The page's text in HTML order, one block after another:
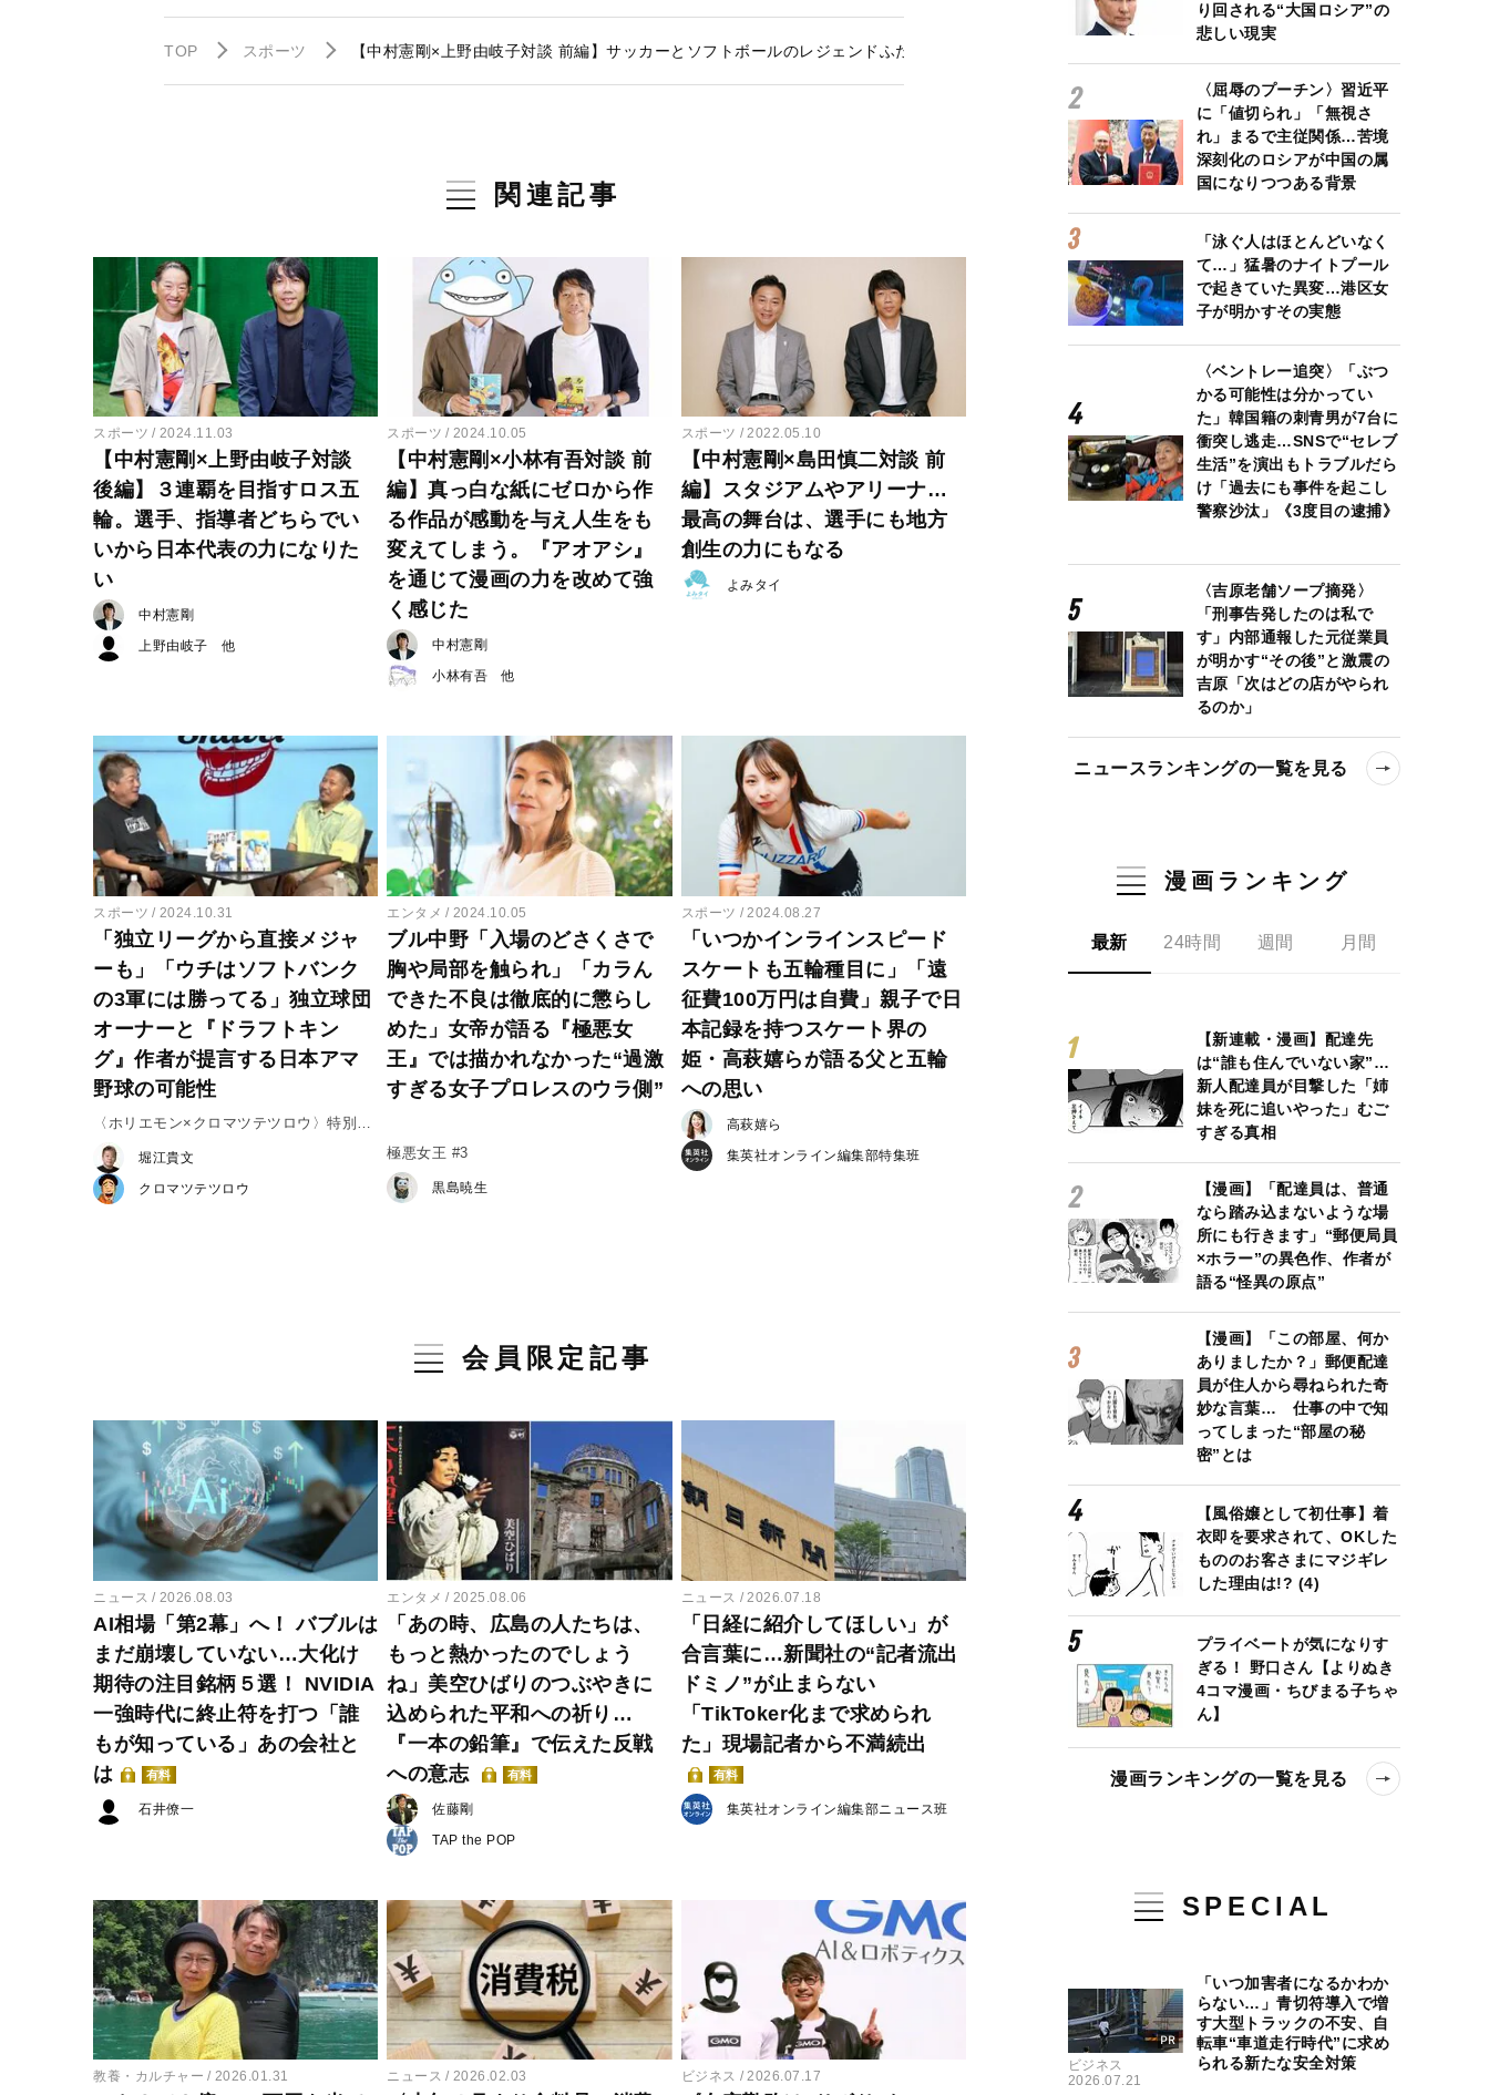
TOP スポーツ 【中村憲剛×上野由岐子対談 前編】サッカーとソフトボールのレジェンドふたりが共感し合う、長くトップでやり続けるために必要なこと
関連記事
スポーツ 2024.11.03
【中村憲剛×上野由岐子対談
後編】３連覇を目指すロス五
輪。選手、指導者どちらでい
いから日本代表の力になりた
い
中村憲剛
上野由岐子
スポーツ 2024.10.05
【中村憲剛×小林有吾対談 前
編】真っ白な紙にゼロから作
る作品が感動を与え人生をも
変えてしまう。『アオアシ』
を通じて漫画の力を改めて強
く感じた
中村憲剛
小林有吾
スポーツ 2022.05.10
【中村憲剛×島田慎二対談 前
編】スタジアムやアリーナ…
最高の舞台は、選手にも地方
創生の力にもなる
よみタイ
スポーツ 2024.10.31
「独立リーグから直接メジャ
ーも」「ウチはソフトバンク
の3軍には勝ってる」独立球団
オーナーと『ドラフトキン
グ』作者が提言する日本アマ
野球の可能性
〈ホリエモン×クロマツテツロウ〉特別対
談#1
堀江貴文
クロマツテツロウ
エンタメ 2024.10.05
ブル中野「入場のどさくさで
胸や局部を触られ」「カラん
できた不良は徹底的に懲らし
めた」女帝が語る『極悪女
王』では描かれなかった“過激
すぎる女子プロレスのウラ側”
極悪女王 #3
黒島暁生
スポーツ 2024.08.27
「いつかインラインスピード
スケートも五輪種目に」「遠
征費100万円は自費」親子で日
本記録を持つスケート界の
姫・高萩嬉らが語る父と五輪
への思い
高萩嬉ら
集英社オンライン編集部特集班
会員限定記事
ニュース 2026.08.03
AI相場「第2幕」へ！ バブルは
まだ崩壊していない…大化け
期待の注目銘柄５選！ NVIDIA
一強時代に終止符を打つ「誰
もが知っている」あの会社と
は
有料
石井僚一
エンタメ 2025.08.06
「あの時、広島の人たちは、
もっと熱かったのでしょう
ね」美空ひばりのつぶやきに
込められた平和への祈り…
『一本の鉛筆』で伝えた反戦
への意志
有料
佐藤剛
TAP the POP
ニュース 2026.07.18
「日経に紹介してほしい」が
合言葉に…新聞社の“記者流出
ドミノ”が止まらない
「TikToker化まで求められ
た」現場記者から不満続出
有料
集英社オンライン編集部ニュース班
教養・カルチャー 2026.01.31 ニュース 2026.02.03 ビジネス 2026.07.17
り回される“大国ロシア”の
悲しい現実
〈屈辱のプーチン〉習近平
に「値切られ」「無視さ
れ」まるで主従関係…苦境
深刻化のロシアが中国の属
国になりつつある背景
「泳ぐ人はほとんどいなく
て…」猛暑のナイトプール
で起きていた異変…港区女
子が明かすその実態
〈ベントレー追突〉「ぶつ
かる可能性は分かってい
た」韓国籍の刺青男が7台に
衝突し逃走…SNSで“セレブ
生活”を演出もトラブルだら
け「過去にも事件を起こし
警察沙汰」《3度目の逮捕》
〈吉原老舗ソープ摘発〉
「刑事告発したのは私で
す」内部通報した元従業員
が明かす“その後”と激震の
吉原「次はどの店がやられ
るのか」
ニュースランキングの一覧を見る
漫画ランキング
最新 24時間 週間 月間
【新連載・漫画】配達先
は“誰も住んでいない家”…
新人配達員が目撃した「姉
妹を死に追いやった」むご
すぎる真相
【漫画】「配達員は、普通
なら踏み込まないような場
所にも行きます」“郵便局員
×ホラー”の異色作、作者が
語る“怪異の原点”
【漫画】「この部屋、何か
ありましたか？」郵便配達
員が住人から尋ねられた奇
妙な言葉… 仕事の中で知
ってしまった“部屋の秘
密”とは
【風俗嬢として初仕事】着
衣即を要求されて、OKした
もののお客さまにマジギレ
した理由は!? (4)
プライベートが気になりす
ぎる！ 野口さん【よりぬき
4コマ漫画・ちびまる子ちゃ
ん】
漫画ランキングの一覧を見る
SPECIAL
ビジネス
2026.07.21
「いつ加害者になるかわか
らない…」青切符導入で増
す大型トラックの不安、自
転車“車道走行時代”に求め
られる新たな安全対策